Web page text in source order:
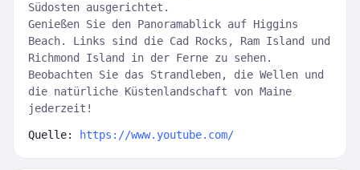
Südosten ausgerichtet.
Genießen Sie den Panoramablick auf Higgins
Beach. Links sind die Cad Rocks, Ram Island und
Richmond Island in der Ferne zu sehen.
Beobachten Sie das Strandleben, die Wellen und
die natürliche Küstenlandschaft von Maine
jederzeit!
Quelle: https://www.youtube.com/